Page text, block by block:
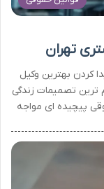
تهران
کردن بهترین وکیل
ترین تصمیمات زندگی
پیچیده ای مواجه